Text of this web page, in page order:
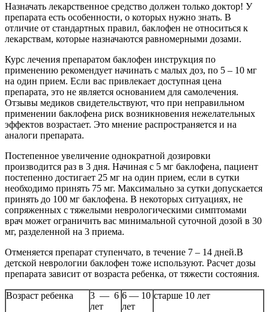
Назначать лекарственное средство должен только доктор! У
препарата есть особенности, о которых нужно знать. В
отличие от стандартных правил, баклофен не относиться к
лекарствам, которые назначаются равномерными дозами.
Курс лечения препаратом баклофен инструкция по
применению рекомендует начинать с малых доз, по 5 – 10 мг
на один прием. Если вас привлекает доступная цена
препарата, это не является основанием для самолечения.
Отзывы медиков свидетельствуют, что при неправильном
применении баклофена риск возникновения нежелательных
эффектов возрастает. Это мнение распространяется и на
аналоги препарата.
Постепенное увеличение однократной дозировки
производится раз в 3 дня. Начиная с 5 мг баклофена, пациент
постепенно достигает 25 мг на один прием, если в сутки
необходимо принять 75 мг. Максимально за сутки допускается
принять до 100 мг баклофена. В некоторых ситуациях, не
сопряженных с тяжелыми неврологическими симптомами
врач может ограничить вас минимальной суточной дозой в 30
мг, разделенной на 3 приема.
Отменяется препарат ступенчато, в течение 7 – 14 дней.В
детской неврологии баклофен тоже используют. Расчет дозы
препарата зависит от возраста ребенка, от тяжести состояния.
Возраст ребенка
3 — 6
лет
6 — 10
лет
старше 10 лет